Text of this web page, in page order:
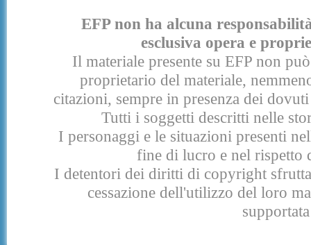
EFP non ha alcuna
esclusiva opera e
Il materiale presente su EFP non
proprietario del materiale,
citazioni, sempre in presenza dei
Tutti i soggetti descritti nelle
I personaggi e le situazioni presenti
fine di lucro e nel rispetto
I detentori dei diritti di copyright
cessazione dell'utilizzo del loro